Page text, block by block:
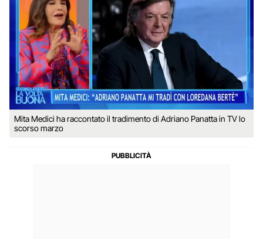
Mita Medici ha raccontato il tradimento di Adriano Panatta in TV lo
scorso marzo